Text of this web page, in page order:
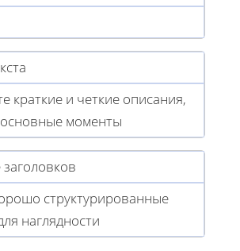
краткие и четкие описания,
моменты
структурированные
наглядности